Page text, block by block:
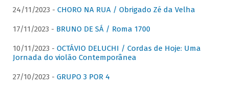
24/11/2023 - CHORO NA RUA / Obrigado Zé da Velha
17/11/2023 - BRUNO DE SÁ / Roma 1700
10/11/2023 - OCTÁVIO DELUCHI / Cordas de Hoje: Uma
Jornada do violão Contemporânea
27/10/2023 - GRUPO 3 POR 4